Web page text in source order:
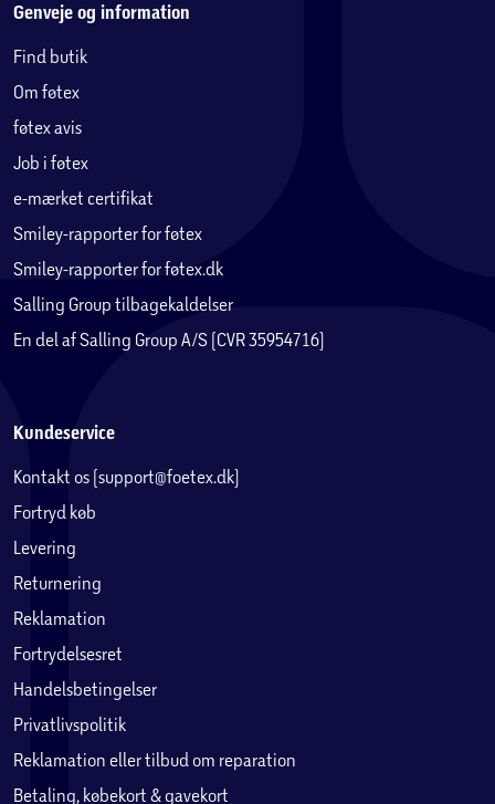
Genveje og information
Find butik
Om føtex
føtex avis
Job i føtex
e-mærket certifikat
Smiley-rapporter for føtex
Smiley-rapporter for føtex.dk
Salling Group tilbagekaldelser
En del af Salling Group A/S (CVR 35954716)
Kundeservice
Kontakt os (support@foetex.dk)
Fortryd køb
Levering
Returnering
Reklamation
Fortrydelsesret
Handelsbetingelser
Privatlivspolitik
Reklamation eller tilbud om reparation
Betaling, købekort & gavekort